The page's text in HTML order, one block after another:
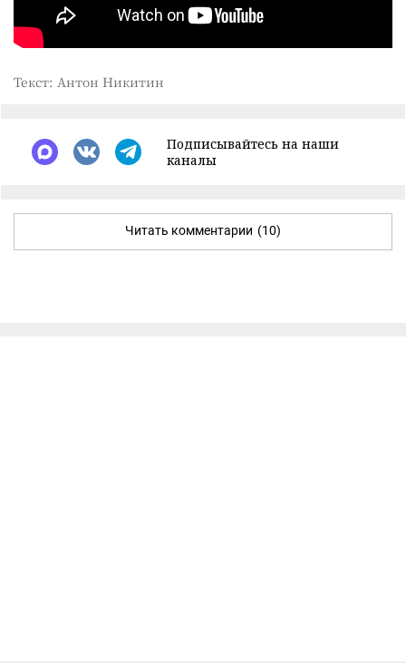
Текст: Антон Никитин
Подписывайтесь на наши
каналы
Читать комментарии (10)